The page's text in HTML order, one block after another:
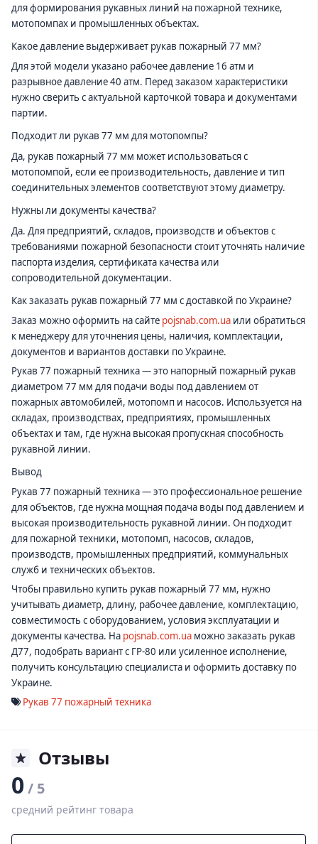
для формирования рукавных линий на пожарной технике,
мотопомпах и промышленных объектах.
Какое давление выдерживает рукав пожарный 77 мм?
Для этой модели указано рабочее давление 16 атм и
разрывное давление 40 атм. Перед заказом характеристики
нужно сверить с актуальной карточкой товара и документами
партии.
Подходит ли рукав 77 мм для мотопомпы?
Да, рукав пожарный 77 мм может использоваться с
мотопомпой, если ее производительность, давление и тип
соединительных элементов соответствуют этому диаметру.
Нужны ли документы качества?
Да. Для предприятий, складов, производств и объектов с
требованиями пожарной безопасности стоит уточнять наличие
паспорта изделия, сертификата качества или
сопроводительной документации.
Как заказать рукав пожарный 77 мм с доставкой по Украине?
Заказ можно оформить на сайте pojsnab.com.ua или обратиться
к менеджеру для уточнения цены, наличия, комплектации,
документов и вариантов доставки по Украине.
Рукав 77 пожарный техника — это напорный пожарный рукав
диаметром 77 мм для подачи воды под давлением от
пожарных автомобилей, мотопомп и насосов. Используется на
складах, производствах, предприятиях, промышленных
объектах и там, где нужна высокая пропускная способность
рукавной линии.
Вывод
Рукав 77 пожарный техника — это профессиональное решение
для объектов, где нужна мощная подача воды под давлением и
высокая производительность рукавной линии. Он подходит
для пожарной техники, мотопомп, насосов, складов,
производств, промышленных предприятий, коммунальных
служб и технических объектов.
Чтобы правильно купить рукав пожарный 77 мм, нужно
учитывать диаметр, длину, рабочее давление, комплектацию,
совместимость с оборудованием, условия эксплуатации и
документы качества. На pojsnab.com.ua можно заказать рукав
Д77, подобрать вариант с ГР-80 или усиленное исполнение,
получить консультацию специалиста и оформить доставку по
Украине.
Рукав 77 пожарный техника
Отзывы
0/ 5
средний рейтинг товара